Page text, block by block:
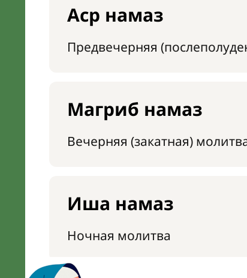
Аср намаз
Предвечерняя
Магриб намаз
Вечерняя (закатная)
Иша намаз
Ночная молитва